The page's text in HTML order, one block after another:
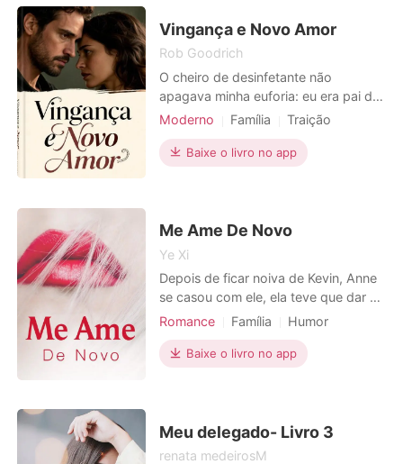
eles começam a se envolver. O que
será
Vingança e Novo Amor
Rob Goodrich
O cheiro de desinfetante não
apagava minha euforia: eu era pai de
gêmeos. Mas a alegria virou terror
Ricardo, um dos bebês não é seu
filho." Minha mãe desmaiou ao meu
Moderno Família
Traição
Vingança
Gravidez
Baixe o livro no app
Me Ame De Novo
Ye Xi
Depois de ficar noiva de Kevin, Anne
se casou com ele, ela teve que dar à
luz seu filho dentro de um ano, se
receberia nada. Durante o
casamento, ela recebeu nada além de
desistir. No dia do acidente
Romance Família
Humor
Moderno
Estatuto social
Divórcio
Ex-esposa
Baixe o livro no app
Meu delegado- Livro 3
renata medeirosM